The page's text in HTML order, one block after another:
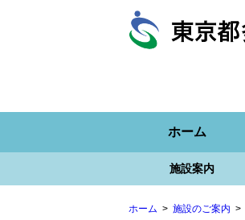
ホーム
施設案内
ホーム 施設のご案内